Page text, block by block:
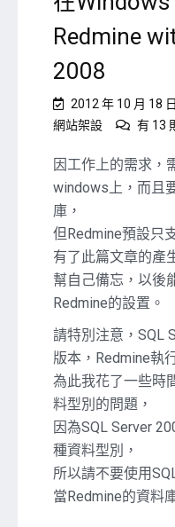
Redmine
2008
2012 年 10 月 18 日
網站架設
在
7
上
裝
with
SQL
Server
2008〉
有 13
因工作上的需求，
windows上，而且
庫，
但Redmine預設只
有了此篇文章的產
幫自己備忘，以後
Redmine的設置。
請特別注意，SQL
版本，Redmine執
為此我花了一些時
料型別的問題，
因為SQL Server
種資料型別，
所以請不要使用
當Redmine的資料